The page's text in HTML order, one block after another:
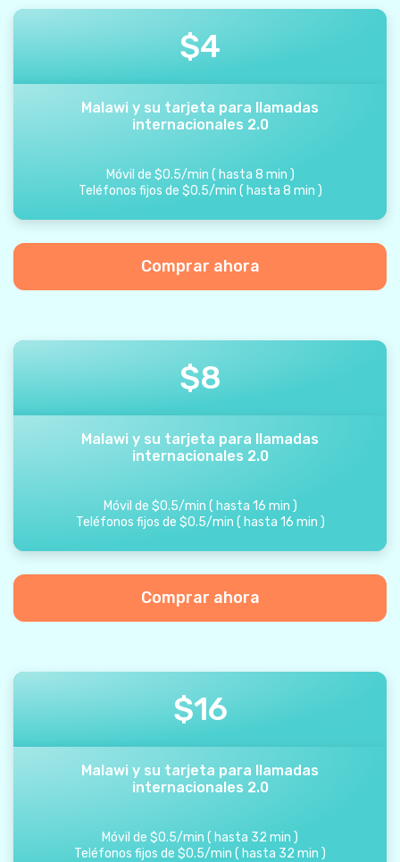
$4
Malawi y su tarjeta para llamadas
internacionales 2.0
Móvil de $0.5/min ( hasta 8 min )
Teléfonos fijos de $0.5/min ( hasta 8 min )
Comprar ahora
$8
Malawi y su tarjeta para llamadas
internacionales 2.0
Móvil de $0.5/min ( hasta 16 min )
Teléfonos fijos de $0.5/min ( hasta 16 min )
Comprar ahora
$16
Malawi y su tarjeta para llamadas
internacionales 2.0
Móvil de $0.5/min ( hasta 32 min )
Teléfonos fijos de $0.5/min ( hasta 32 min )